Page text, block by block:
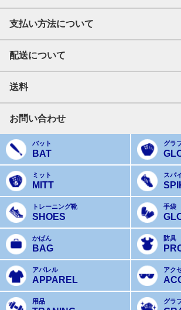
支払い方法について
配送について
送料
お問い合わせ
バット
BAT
グラ
ミット
MITT
スパ
トレーニング靴
SHOES
手袋
かばん
BAG
防具
アパレル
APPAREL
アク
用品 グラ